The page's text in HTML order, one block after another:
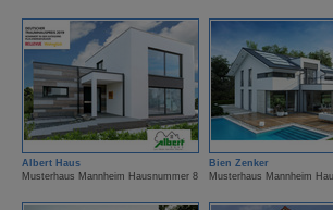
Albert Haus
Musterhaus Mannheim Hausnummer 8
Bien Zenker
Musterhaus Mannheim